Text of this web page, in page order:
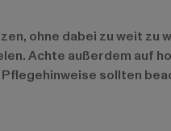
ohne dabei zu weit zu
Achte außerdem auf
sollten